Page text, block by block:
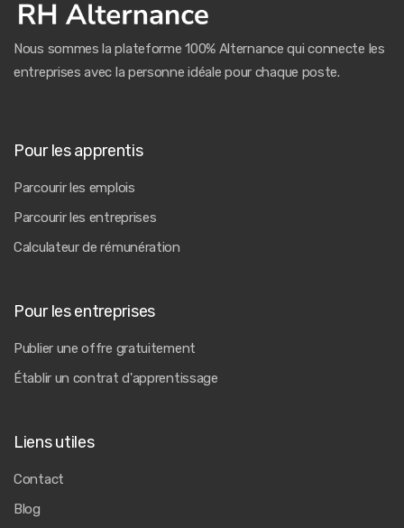
Nous sommes la plateforme 100% Alternance qui connecte les
entreprises avec la personne idéale pour chaque poste.
Pour les apprentis
Parcourir les emplois
Parcourir les entreprises
Calculateur de rémunération
Pour les entreprises
Publier une offre gratuitement
Établir un contrat d'apprentissage
Liens utiles
Contact
Blog